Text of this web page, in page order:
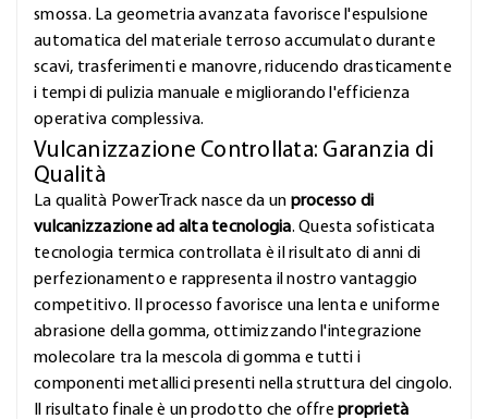
smossa. La geometria avanzata favorisce l'espulsione
automatica del materiale terroso accumulato durante
scavi, trasferimenti e manovre, riducendo drasticamente
i tempi di pulizia manuale e migliorando l'efficienza
operativa complessiva.
Vulcanizzazione Controllata: Garanzia di
Qualità
La qualità PowerTrack nasce da un processo di
vulcanizzazione ad alta tecnologia. Questa sofisticata
tecnologia termica controllata è il risultato di anni di
perfezionamento e rappresenta il nostro vantaggio
competitivo. Il processo favorisce una lenta e uniforme
abrasione della gomma, ottimizzando l'integrazione
molecolare tra la mescola di gomma e tutti i
componenti metallici presenti nella struttura del cingolo.
Il risultato finale è un prodotto che offreproprietà